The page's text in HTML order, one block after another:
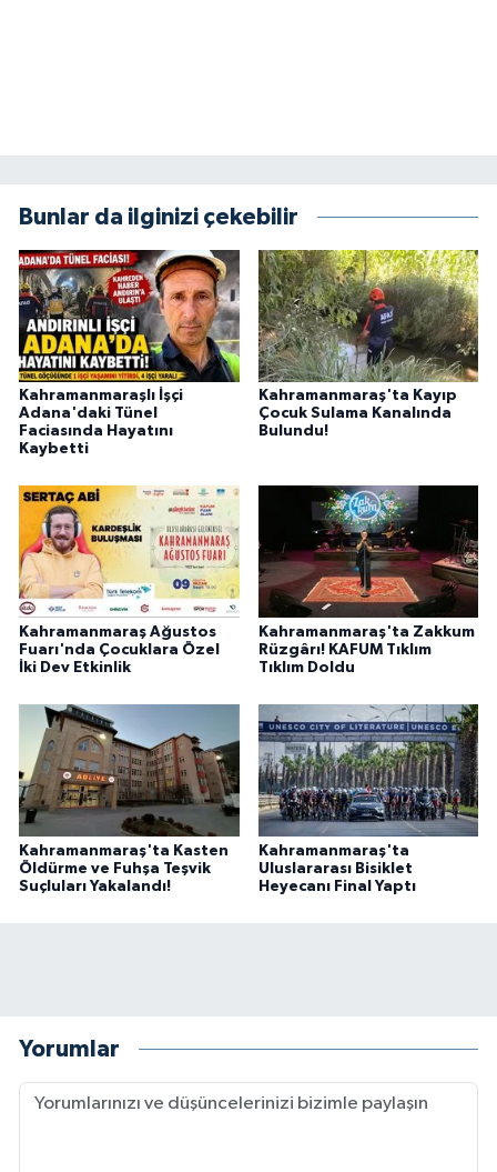
Bunlar da ilginizi çekebilir
Kahramanmaraşlı İşçi
Adana'daki Tünel
Faciasında Hayatını
Kaybetti
Kahramanmaraş'ta Kayıp
Çocuk Sulama Kanalında
Bulundu!
Kahramanmaraş Ağustos
Fuarı'nda Çocuklara Özel
İki Dev Etkinlik
Kahramanmaraş'ta Zakkum
Rüzgârı! KAFUM Tıklım
Tıklım Doldu
Kahramanmaraş'ta Kasten
Öldürme ve Fuhşa Teşvik
Suçluları Yakalandı!
Kahramanmaraş'ta
Uluslararası Bisiklet
Heyecanı Final Yaptı
Yorumlar
ASAYİŞ
SEÇİM 2015
ÇEVRE
YARIŞMALAR
TANITIM
HABERDE İNSAN